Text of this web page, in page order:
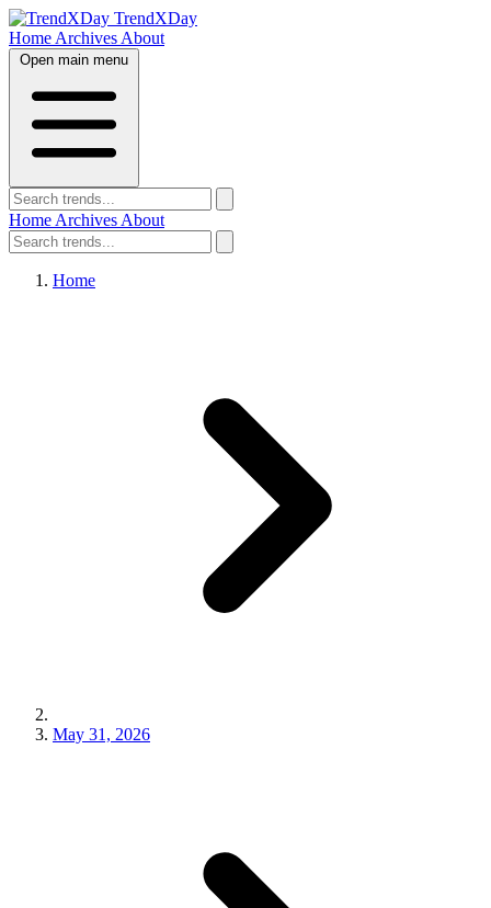
TrendXDay
Home Archives About
Open main menu
Home Archives About
Home
May 31, 2026